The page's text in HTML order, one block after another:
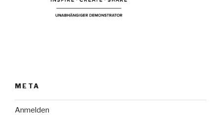
META
Anmelden